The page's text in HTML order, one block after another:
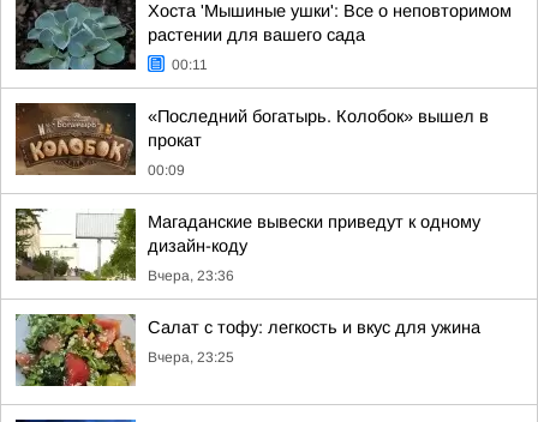
Хоста 'Мышиные ушки': Все о неповторимом
растении для вашего сада
00:11
«Последний богатырь. Колобок» вышел в
прокат
00:09
Магаданские вывески приведут к одному
дизайн-коду
Вчера, 23:36
Салат с тофу: легкость и вкус для ужина
Вчера, 23:25